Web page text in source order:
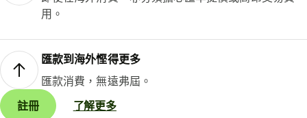
用。
匯款到海外慳得更多
匯款消費，無遠弗屆。
註冊
了解更多